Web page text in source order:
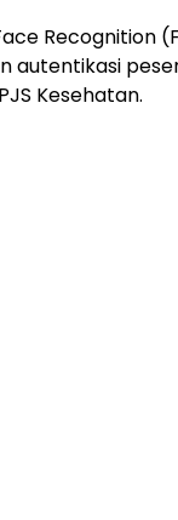
Recognition
autentikasi
Kesehatan.